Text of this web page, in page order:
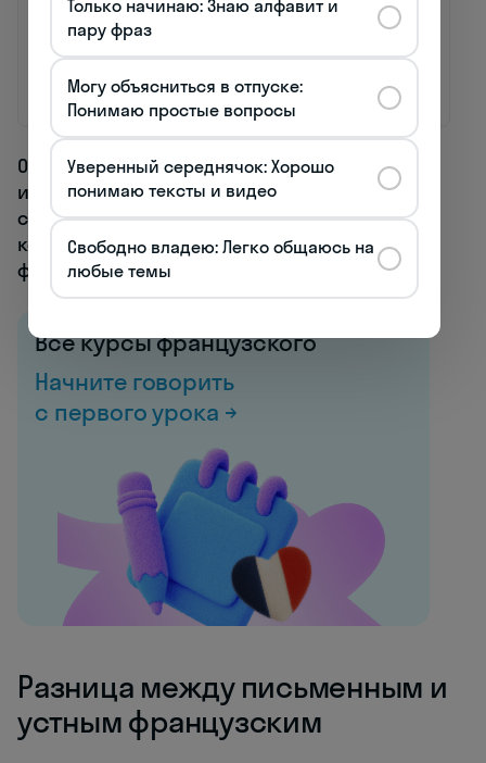
речь
j'vais faire
буду делать
завтра.
Крайне
неформальная
речь
j'vais faire
d'main.
Я не знаю, что
буду делать
завтра.
Осознание этой типологии помогает
изучающим французский язык разработать
стратегию адаптации к различным
коммуникативным ситуациям и уровням
формальности речи.
Все курсы французского
Начните говорить
с первого урока →
Разница между письменным и
устным французским
Только начинаю: Знаю алфавит и
пару фраз
Могу объясниться в отпуске:
Понимаю простые вопросы
Уверенный середнячок: Хорошо
понимаю тексты и видео
Свободно владею: Легко общаюсь на
любые темы